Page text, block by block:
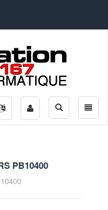
le
menu
Afficher
la
recherche
PB10400